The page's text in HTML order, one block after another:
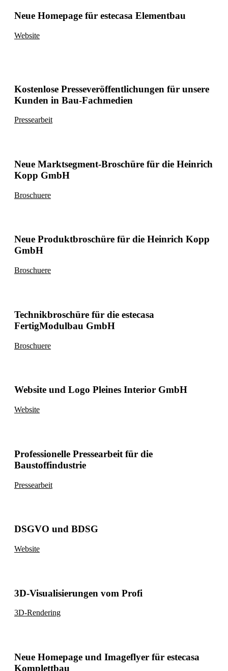
Neue Homepage für estecasa Elementbau
Website
Kostenlose Presseveröffentlichungen für unsere
Kunden in Bau-Fachmedien
Pressearbeit
Neue Marktsegment-Broschüre für die Heinrich
Kopp GmbH
Broschuere
Neue Produktbroschüre für die Heinrich Kopp
GmbH
Broschuere
Technikbroschüre für die estecasa
FertigModulbau GmbH
Broschuere
Website und Logo Pleines Interior GmbH
Website
Professionelle Pressearbeit für die
Baustoffindustrie
Pressearbeit
DSGVO und BDSG
Website
3D-Visualisierungen vom Profi
3D-Rendering
Neue Homepage und Imageflyer für estecasa
Komplettbau